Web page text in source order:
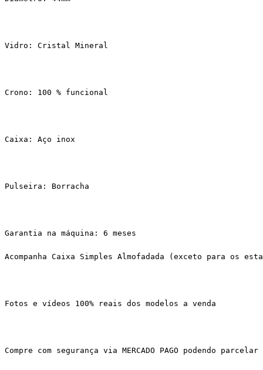
Vidro: Cristal Mineral
Crono: 100 % funcional
Caixa: Aço inox
Pulseira: Borracha
Garantia na máquina: 6 meses
Acompanha Caixa Simples Almofadada (exceto para os
Fotos e vídeos 100% reais dos modelos a venda
Compre com segurança via MERCADO PAGO podendo